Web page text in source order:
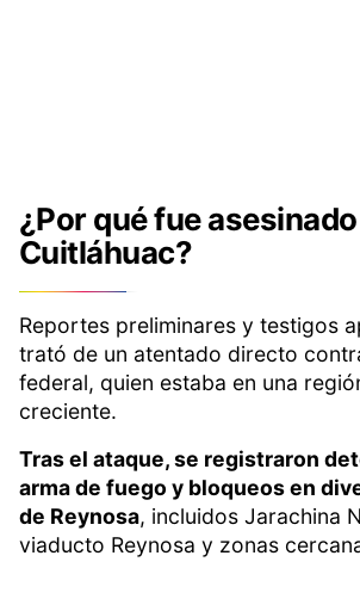
¿Por qué fue
Cuitláhuac?
Reportes preliminares y testigos
trató de un atentado directo
federal, quien estaba en una
creciente.
Tras el ataque, se registraron
arma de fuego y bloqueos en
de Reynosa, incluidos Jarachina
viaducto Reynosa y zonas